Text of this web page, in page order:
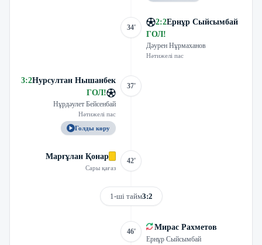
34'
2:2Ернұр Сыйсымбай
ГОЛ!
Дәурен Нұрмаханов
Нәтижелі пас
3:2Нурсултан Нышанбек
ГОЛ!
Нұрдәулет Бейсенбай
Нәтижелі пас
Голды көру
37'
Марғұлан Қонар
Сары қағаз
42'
1-ші тайм3:2
46' Мирас Рахметов
Ернұр Сыйсымбай